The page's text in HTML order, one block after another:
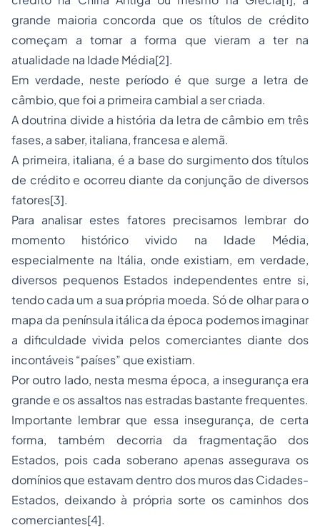
grande maioria concorda que os títulos de crédito
começam a tomar a forma que vieram a ter na
atualidade na Idade Média[2].
Em verdade, neste período é que surge a letra de
câmbio, que foi a primeira cambial a ser criada.
A doutrina divide a história da letra de câmbio em três
fases, a saber, italiana, francesa e alemã.
A primeira, italiana, é a base do surgimento dos títulos
de crédito e ocorreu diante da conjunção de diversos
fatores[3].
Para analisar estes fatores precisamos lembrar do
momento histórico vivido na Idade Média,
especialmente na Itália, onde existiam, em verdade,
diversos pequenos Estados independentes entre si,
tendo cada um a sua própria moeda. Só de olhar para o
mapa da península itálica da época podemos imaginar
a dificuldade vivida pelos comerciantes diante dos
incontáveis “países” que existiam.
Por outro lado, nesta mesma época, a insegurança era
grande e os assaltos nas estradas bastante frequentes.
Importante lembrar que essa insegurança, de certa
forma, também decorria da fragmentação dos
Estados, pois cada soberano apenas assegurava os
domínios que estavam dentro dos muros das Cidades-
Estados, deixando à própria sorte os caminhos dos
comerciantes[4].